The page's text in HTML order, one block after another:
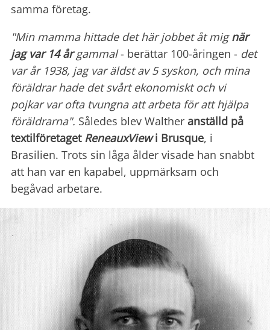
samma företag.
"Min mamma hittade det här jobbet åt mignär
jag var 14 årgammal- berättar 100-åringen - det
var år 1938, jag var äldst av 5 syskon, och mina
föräldrar hade det svårt ekonomiskt och vi
pojkar var ofta tvungna att arbeta för att hjälpa
föräldrarna". Således blev Walther anställd på
textilföretaget ReneauxViewi Brusque, i
Brasilien. Trots sin låga ålder visade han snabbt
att han var en kapabel, uppmärksam och
begåvad arbetare.